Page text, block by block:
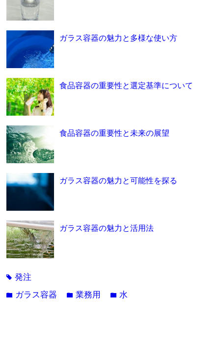
ガラス容器の魅力と多様な使い方
食品容器の重要性と選定基準について
食品容器の重要性と未来の展望
ガラス容器の魅力と可能性を探る
ガラス容器の魅力と活用法
tag発注
folder ガラス容器 folder業務用 folder 水